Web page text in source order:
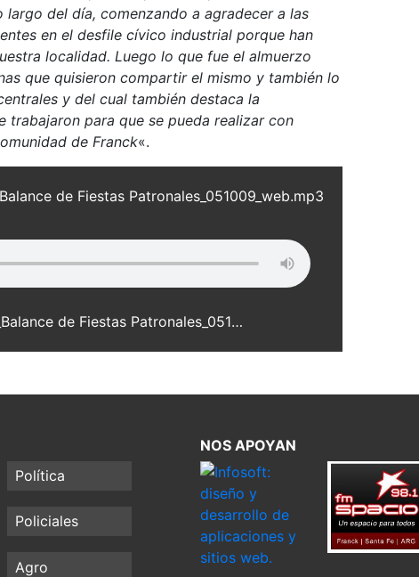
del día, comenzando a agradecer a las
en el desfile cívico industrial porque han
localidad. Luego lo que fue el almuerzo
que quisieron compartir el mismo y también lo
y del cual también destaca la
trabajaron para que se pueda realizar con
de Franck«.
de Fiestas Patronales_051009_web.mp3
Omar Mierke_Presidente Comunal_Balance de Fiestas Patronales_051009_web.mp3
Política
Policiales
Agro
NOS APOYAN